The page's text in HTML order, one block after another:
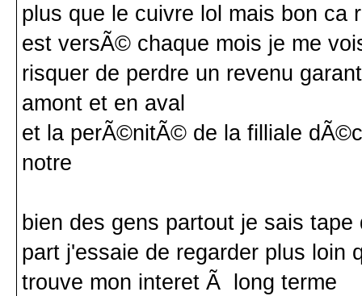
plus que le cuivre lol mais bon ca
est versÃ© chaque mois je me
risquer de perdre un revenu
amont et en aval
et la perÃ©nitÃ© de la filliale
notre
bien des gens partout je sais
part j'essaie de regarder plus loin
trouve mon interet Ã long terme